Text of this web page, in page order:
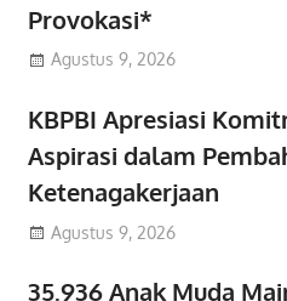
Provokasi*
Agustus 9, 2026
KBPBI Apresiasi
Aspirasi dalam
Ketenagakerjaan
Agustus 9, 2026
35.936 Anak Muda